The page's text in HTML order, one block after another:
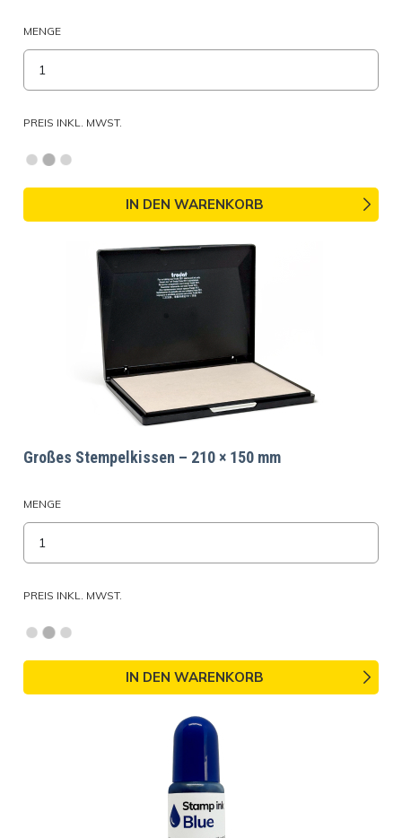
MENGE
PREIS INKL. MWST.
IN DEN WARENKORB
Großes Stempelkissen – 210 × 150 mm
MENGE
PREIS INKL. MWST.
IN DEN WARENKORB